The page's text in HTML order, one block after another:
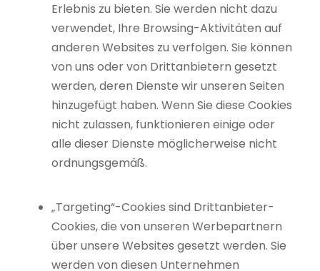
Erlebnis zu bieten. Sie werden nicht dazu
verwendet, Ihre Browsing-Aktivitäten auf
anderen Websites zu verfolgen. Sie können
von uns oder von Drittanbietern gesetzt
werden, deren Dienste wir unseren Seiten
hinzugefügt haben. Wenn Sie diese Cookies
nicht zulassen, funktionieren einige oder
alle dieser Dienste möglicherweise nicht
ordnungsgemäß.
„Targeting“-Cookies sind Drittanbieter-
Cookies, die von unseren Werbepartnern
über unsere Websites gesetzt werden. Sie
werden von diesen Unternehmen